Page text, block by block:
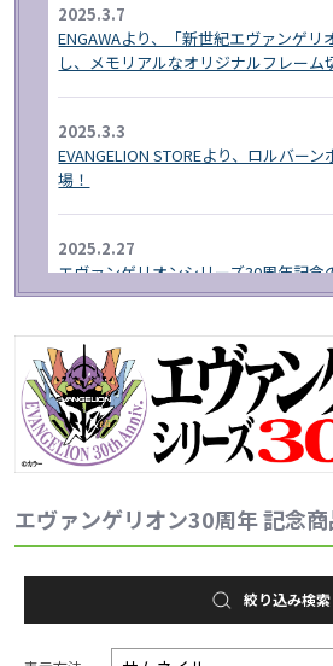
2025.3.7
ENGAWAより、「新世紀エヴァンゲリ
し、メモリアルなオリジナルフレーム
2025.3.3
EVANGELION STOREより、ロルバー
場！
2025.2.27
エヴァンゲリオンシリーズ30周年記念
「RADIO EVA"THE 30"」が始動!
2025.1.1
EVA STORE オリジナルより、エヴァ
念したグッズが登場！
EVANGELION STOREより、新世紀エ
ら30周年を記念した新作ZIPPO「30th
場！
エヴァンゲリオン30周年 記念商
絞り込み検索